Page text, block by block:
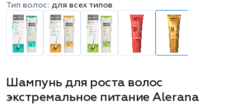
Шампунь для роста волос
экстремальное питание Alerana
Тип волос: для всех типов